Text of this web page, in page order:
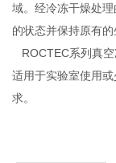
域。经冷冻干燥处
的状态并保持原有的
ROCTEC系列真空
适用于实验室使用
求。